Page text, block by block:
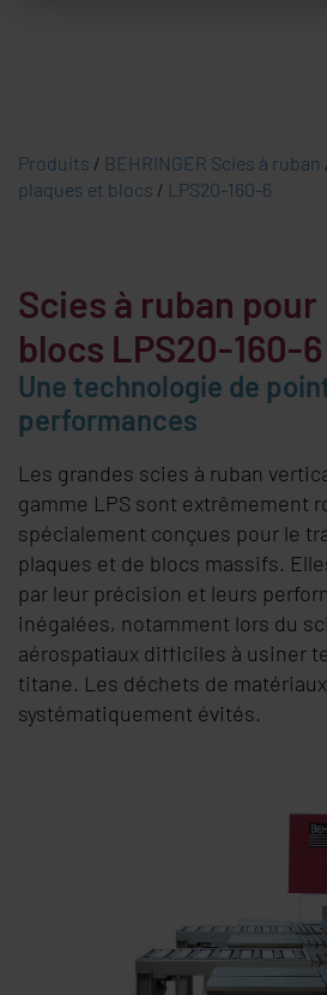
Produits / BEHRINGER Scies à ruban
plaques et blocs / LPS20-160-6
Scies à ruban
blocs LPS20-160-6
Une technologie de
performances
Les grandes scies à ruban
gamme LPS sont extrêmement
spécialement conçues pour le
plaques et de blocs massifs.
par leur précision et leurs
inégalées, notamment lors du
aérospatiaux difficiles à usiner
titane. Les déchets de
systématiquement évités.